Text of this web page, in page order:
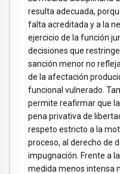
resulta adecuada,
falta acreditada y a la
ejercicio de la función
decisiones que
sanción menor no
de la afectación
funcional vulnerado.
permite reafirmar que
pena privativa de
respeto estricto a la
proceso, al derecho de
impugnación. Frente a
medida menos intensa